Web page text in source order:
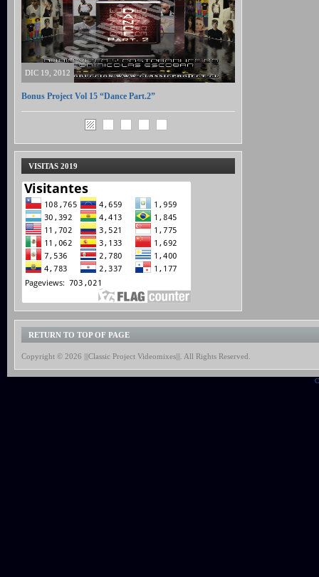
DIC 19, 2012
Bonus Project Vol 15 “Dance Part.2”
VISITAS 2019
RETURN TO TOP OF PAGE
Copyright © 2026 |||Classic Project Videomixes|||. All Rights Reserved.